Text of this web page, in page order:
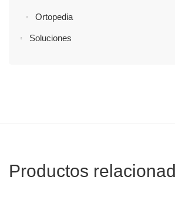
Ortopedia
Soluciones
Productos